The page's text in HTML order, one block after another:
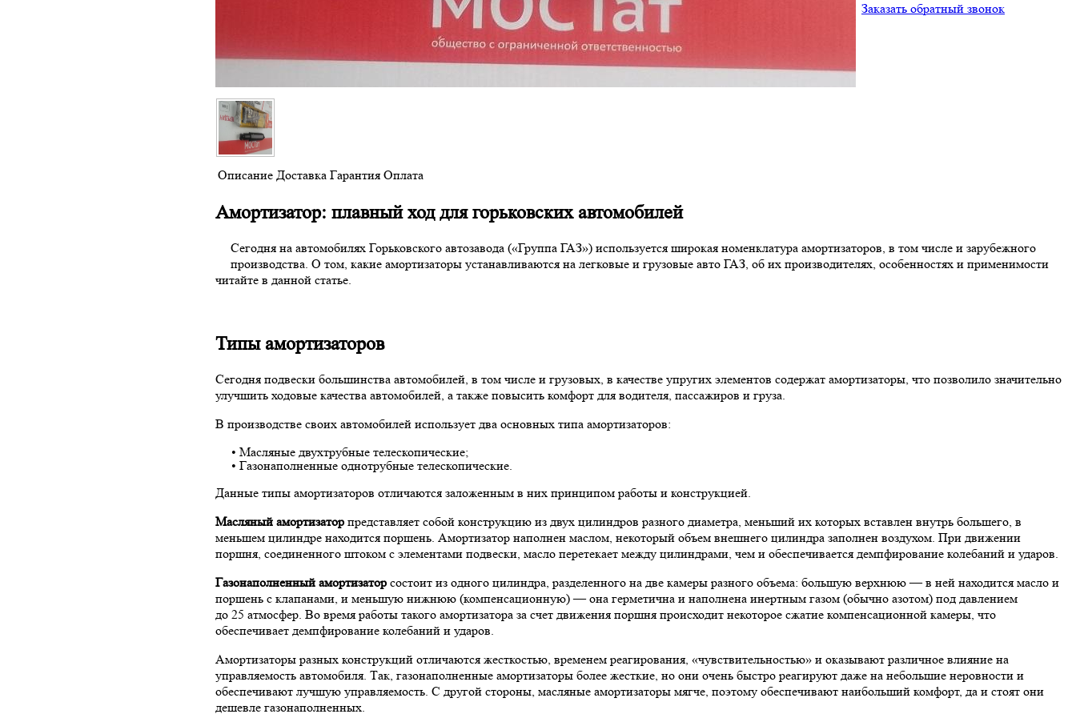
Заказать обратный звонок
Описание Доставка Гарантия Оплата
Амортизатор: плавный ход для горьковских автомобилей
Сегодня на автомобилях Горьковского автозавода («Группа ГАЗ») используется широкая номенклатура амортизаторов, в том числе и зарубежного
производства. О том, какие амортизаторы устанавливаются на легковые и грузовые авто ГАЗ, об их производителях, особенностях и применимости
читайте в данной статье.
Типы амортизаторов
Сегодня подвески большинства автомобилей, в том числе и грузовых, в качестве упругих элементов содержат амортизаторы, что позволило значительно
улучшить ходовые качества автомобилей, а также повысить комфорт для водителя, пассажиров и груза.
В производстве своих автомобилей использует два основных типа амортизаторов:
• Масляные двухтрубные телескопические;
• Газонаполненные однотрубные телескопические.
Данные типы амортизаторов отличаются заложенным в них принципом работы и конструкцией.
Масляный амортизатор представляет собой конструкцию из двух цилиндров разного диаметра, меньший их которых вставлен внутрь большего, в
меньшем цилиндре находится поршень. Амортизатор наполнен маслом, некоторый объем внешнего цилиндра заполнен воздухом. При движении
поршня, соединенного штоком с элементами подвески, масло перетекает между цилиндрами, чем и обеспечивается демпфирование колебаний и ударов.
Газонаполненный амортизатор состоит из одного цилиндра, разделенного на две камеры разного объема: большую верхнюю — в ней находится масло и
поршень с клапанами, и меньшую нижнюю (компенсационную) — она герметична и наполнена инертным газом (обычно азотом) под давлением
до 25 атмосфер. Во время работы такого амортизатора за счет движения поршня происходит некоторое сжатие компенсационной камеры, что
обеспечивает демпфирование колебаний и ударов.
Амортизаторы разных конструкций отличаются жесткостью, временем реагирования, «чувствительностью» и оказывают различное влияние на
управляемость автомобиля. Так, газонаполненные амортизаторы более жесткие, но они очень быстро реагируют даже на небольшие неровности и
обеспечивают лучшую управляемость. С другой стороны, масляные амортизаторы мягче, поэтому обеспечивают наибольший комфорт, да и стоят они
дешевле газонаполненных.